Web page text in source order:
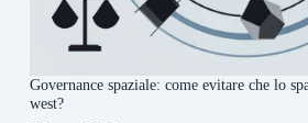
Governance spaziale: come evitare che lo
west?